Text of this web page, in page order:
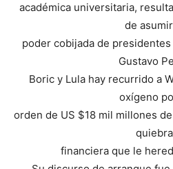
académica universitaria,
de
poder cobijada de
Gustavo
Boric y Lula hay recurrido a
oxígeno
orden de US $18 mil millones
quiebra
financiera que le